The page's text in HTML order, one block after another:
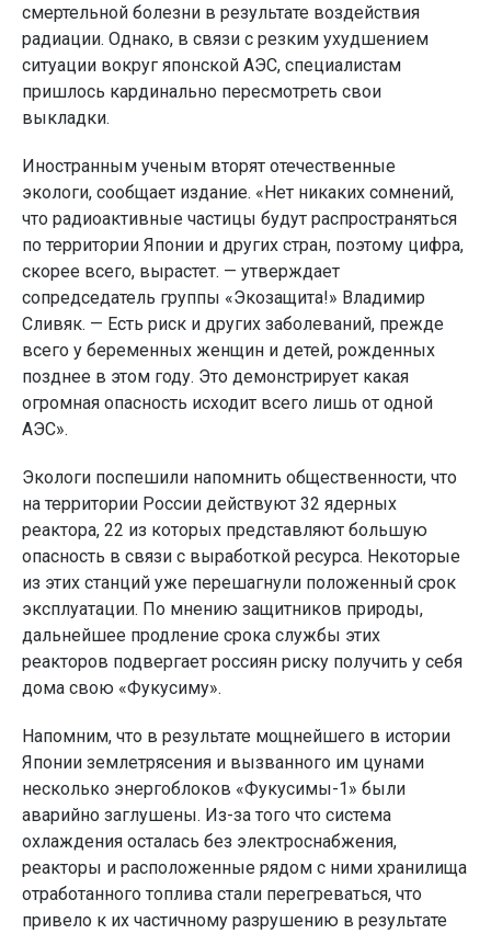
смертельной болезни в результате воздействия
радиации. Однако, в связи с резким ухудшением
ситуации вокруг японской АЭС, специалистам
пришлось кардинально пересмотреть свои
выкладки.
Иностранным ученым вторят отечественные
экологи, сообщает издание. «Нет никаких сомнений,
что радиоактивные частицы будут распространяться
по территории Японии и других стран, поэтому цифра,
скорее всего, вырастет. — утверждает
сопредседатель группы «Экозащита!» Владимир
Сливяк. — Есть риск и других заболеваний, прежде
всего у беременных женщин и детей, рожденных
позднее в этом году. Это демонстрирует какая
огромная опасность исходит всего лишь от одной
АЭС».
Экологи поспешили напомнить общественности, что
на территории России действуют 32 ядерных
реактора, 22 из которых представляют большую
опасность в связи с выработкой ресурса. Некоторые
из этих станций уже перешагнули положенный срок
эксплуатации. По мнению защитников природы,
дальнейшее продление срока службы этих
реакторов подвергает россиян риску получить у себя
дома свою «Фукусиму».
Напомним, что в результате мощнейшего в истории
Японии землетрясения и вызванного им цунами
несколько энергоблоков «Фукусимы-1» были
аварийно заглушены. Из-за того что система
охлаждения осталась без электроснабжения,
реакторы и расположенные рядом с ними хранилища
отработанного топлива стали перегреваться, что
привело к их частичному разрушению в результате